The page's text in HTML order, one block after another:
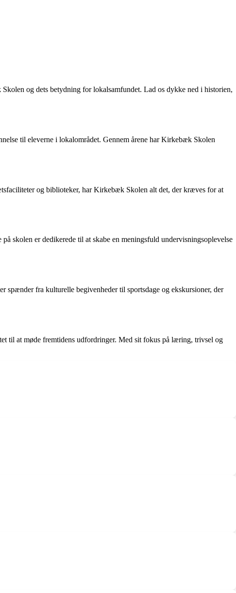
og dets betydning for lokalsamfundet. Lad os dykke ned i historien,
til eleverne i lokalområdet. Gennem årene har Kirkebæk Skolen
og biblioteker, har Kirkebæk Skolen alt det, der kræves for at
skolen er dedikerede til at skabe en meningsfuld undervisningsoplevelse
fra kulturelle begivenheder til sportsdage og ekskursioner, der
til at møde fremtidens udfordringer. Med sit fokus på læring, trivsel og